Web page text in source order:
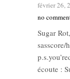
février 26,
no
Sugar
sasscore/
écoute :